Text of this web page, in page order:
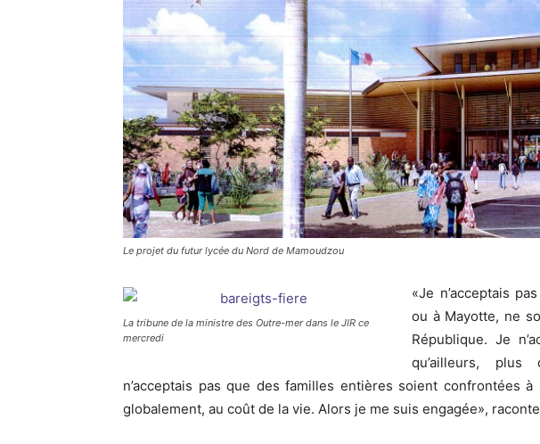
Le projet du futur lycée du Nord de Mamoudzou
La tribune de la ministre des Outre-mer dans le JIR ce
mercredi
«Je n’acceptais
ou à Mayotte, ne
République. Je
qu’ailleurs,
n’acceptais pas que des familles entières soient confrontées
globalement, au coût de la vie. Alors je me suis engagée»,